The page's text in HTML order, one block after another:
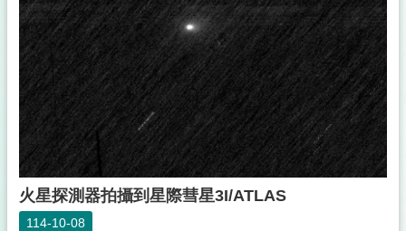
火星探測器拍攝到星際彗星3I/ATLAS
114-10-08